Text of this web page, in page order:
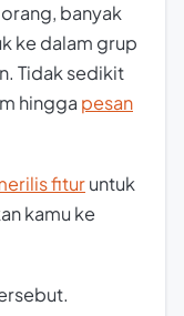
banyak
ke dalam grup
Tidak sedikit
hingga pesan
fituruntuk
kamu ke